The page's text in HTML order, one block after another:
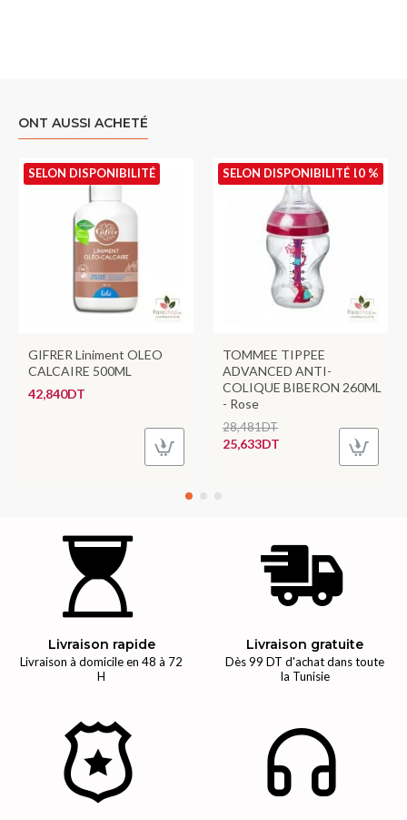
ONT AUSSI ACHETÉ
SELON DISPONIBILITÉ
GIFRER Liniment OLEO
CALCAIRE 500ML
42,840DT
-10 %
SELON DISPONIBILITÉ
TOMMEE TIPPEE
ADVANCED ANTI-
COLIQUE BIBERON 260ML
- Rose
25,633DT
28,481DT
Livraison rapide
Livraison à domicile en 48 à 72
H
Livraison gratuite
Dès 99 DT d'achat dans toute
la Tunisie